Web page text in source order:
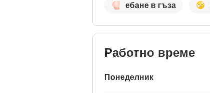
ебане в гъза
Работно време
Понеделник